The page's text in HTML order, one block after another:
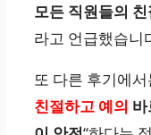
모든 직원들의
라고 언급했습니
또 다른 후기에서
친절하고 예의